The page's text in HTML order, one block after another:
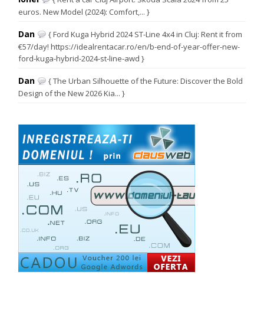
euros. New Model (2024): Comfort,... }
Dan
{ Ford Kuga Hybrid 2024 ST-Line 4x4 in Cluj: Rent it from
€57/day! https://idealrentacar.ro/en/b-end-of-year-offer-new-
ford-kuga-hybrid-2024-st-line-awd }
Dan
{ The Urban Silhouette of the Future: Discover the Bold
Design of the New 2026 Kia... }